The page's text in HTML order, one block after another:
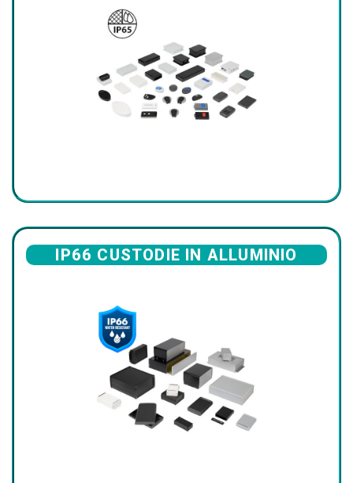
IP66 CUSTODIE IN ALLUMINIO